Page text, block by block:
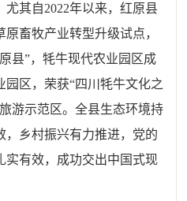
其自2022年以来，红原县
畜牧产业转型升级试点，
县”，牦牛现代农业园区成
区，荣获“四川牦牛文化之
游示范区。全县生态环境持
，乡村振兴有力推进，党的
实有效，成功交出中国式现